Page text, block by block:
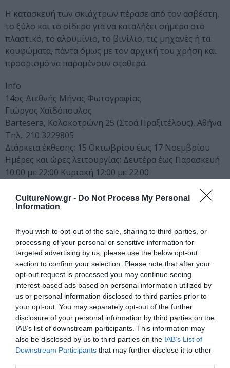
CultureNow.gr - Do Not Process My Personal
Information
If you wish to opt-out of the sale, sharing to third parties, or
processing of your personal or sensitive information for
targeted advertising by us, please use the below opt-out
section to confirm your selection. Please note that after your
opt-out request is processed you may continue seeing
interest-based ads based on personal information utilized by
us or personal information disclosed to third parties prior to
your opt-out. You may separately opt-out of the further
disclosure of your personal information by third parties on the
IAB’s list of downstream participants. This information may
also be disclosed by us to third parties on the IAB’s List of
Downstream Participants that may further disclose it to other
Η κατασκευή των σκιάχτρων πέρασε από τον ασβέστη,
το ξύλο και το σίδερο για να καταλήξει σήμερα στο
πλαστικό, το αλουμίνιο, το βινίλιο, τις μηχανές ή τα
κουφώματα, πάντα όμως με τον αρχική του χρήση και
προορισμό να παραμένουν σταθερά.
Info
14ος Διεθνής Μήνας Φωτογραφίας
Γιώργος Χαϊδόπουλος
Bartesera, Κολοκοτρώνη 25 (Στοά Πραξιτέλους), Αθήνα
Τηλ.: 210 3229805
Διάρκεια έκθεσης: 15 Οκτωβρίου έως 17 Νοεμβρίου
Ημέρες και ώρες λειτουργίας: Δευτέρα έως Παρασκευή
10:00 με 22:00 Κυριακή 12:00 με 22:00
Ακολουθήστε το Culturenow.gr στο
Δείτε όλα τατελευταία νέαγια την Τέχνη και τον
Πολιτισμό στοCulturenow.gr
Νέοι Διαγωνισμοί❯
Newsletter
Κάθε βδομάδα στο e-mail σας τα τελευταία νέα για
την Τέχνη και τον Πολιτισμό!